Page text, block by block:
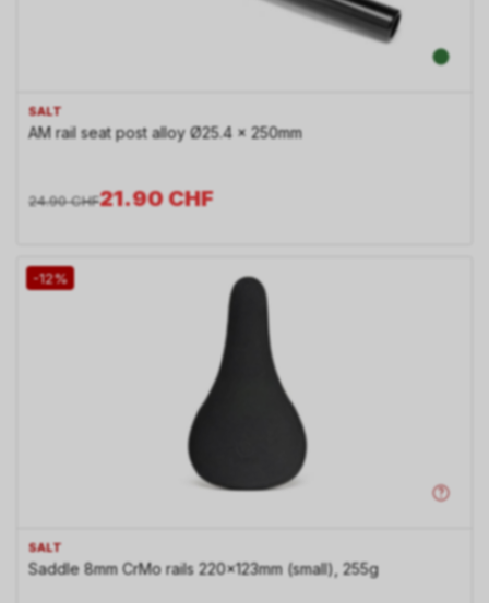
SALT
AM rail seat post alloy Ø25.4 x 250mm
21.90CHF
24.90 CHF
-12%
SALT
Saddle 8mm CrMo rails 220x123mm (small), 255g